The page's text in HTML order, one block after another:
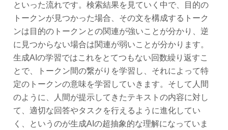
といった流れです。検索結果を見ていく中で、目的の
トークンが見つかった場合、その文を構成するトーク
ンは目的のトークンとの関連が強いことが分かり、逆
に見つからない場合は関連が弱いことが分かります。
生成AIの学習ではこれをとてつもない回数繰り返すこ
とで、トークン間の繋がりを学習し、それによって特
定のトークンの意味を学習していきます。そして人間
のように、人間が提示してきたテキストの内容に対し
て、適切な回答やタスクを行えるように進化してい
く、というのが生成AIの超抽象的な理解になっていま